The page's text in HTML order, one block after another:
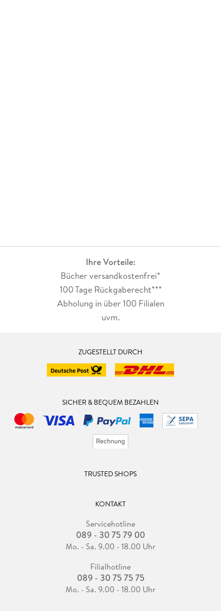
Ihre Vorteile:
Bücher versandkostenfrei*
100 Tage Rückgaberecht***
Abholung in über 100 Filialen
uvm.
ZUGESTELLT DURCH
SICHER & BEQUEM BEZAHLEN
TRUSTED SHOPS
KONTAKT
Servicehotline
089 - 30 75 79 00
Mo. - Sa. 9.00 - 18.00 Uhr
Filialhotline
089 - 30 75 75 75
Mo. - Sa. 9.00 - 18.00 Uhr